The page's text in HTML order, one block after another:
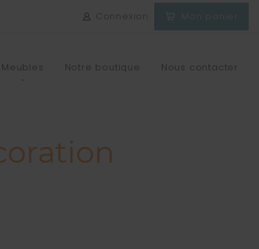
Connexion
Meubles Notre boutique Nous contacter